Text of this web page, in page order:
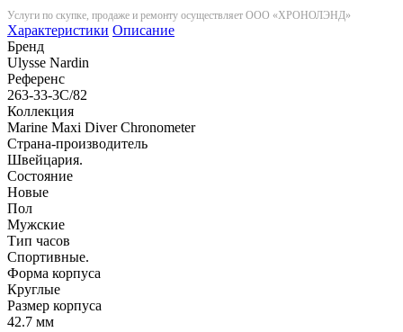
Услуги по скупке, продаже и ремонту осуществляет ООО «ХРОНОЛЭНД»
Характеристики Описание
Бренд
Ulysse Nardin
Референс
263-33-3C/82
Коллекция
Marine Maxi Diver Chronometer
Страна-производитель
Швейцария.
Состояние
Новые
Пол
Мужские
Тип часов
Спортивные.
Форма корпуса
Круглые
Размер корпуса
42.7 мм